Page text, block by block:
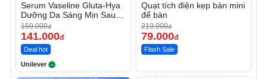
Serum Vaseline Gluta-Hya
Dưỡng Da Sáng Mịn Sau 7
Ngày
150.000đ
141.000đ
Deal hot
Unilever
Quạt tích điện kẹp bàn mini
để bàn
219.000đ
79.000đ
Flash Sale